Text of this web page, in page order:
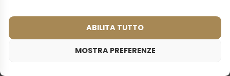
ABILITA TUTTO
MOSTRA PREFERENZE